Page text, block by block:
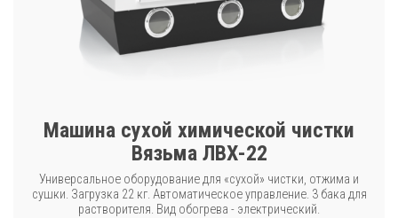
Машина сухой химической чистки
Вязьма ЛВХ-22
Универсальное оборудование для «сухой» чистки, отжима и
сушки. Загрузка 22 кг. Автоматическое управление. 3 бака для
растворителя. Вид обогрева - электрический.